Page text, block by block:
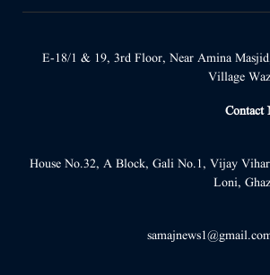
E-18/1 & 19, 3rd Floor, Near Amina
Village
Contact
House No.32, A Block, Gali No.1, Vijay
Loni,